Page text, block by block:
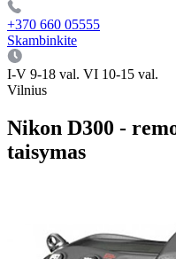
+370 660 05555
Skambinkite
I-V 9-18 val. VI 10-15 val.
Vilnius
Nikon D300 -
taisymas